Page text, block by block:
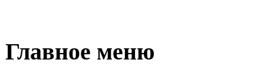
Главное меню